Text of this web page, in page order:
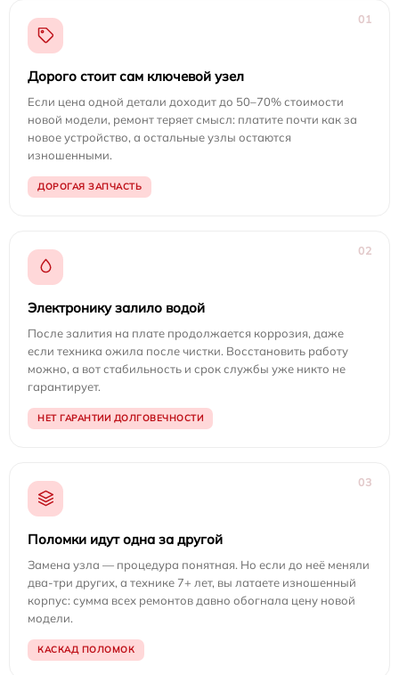
01
Дорого стоит сам ключевой узел
Если цена одной детали доходит до 50–70% стоимости
новой модели, ремонт теряет смысл: платите почти как за
новое устройство, а остальные узлы остаются
изношенными.
ДОРОГАЯ ЗАПЧАСТЬ
02
Электронику залило водой
После залития на плате продолжается коррозия, даже
если техника ожила после чистки. Восстановить работу
можно, а вот стабильность и срок службы уже никто не
гарантирует.
НЕТ ГАРАНТИИ ДОЛГОВЕЧНОСТИ
03
Поломки идут одна за другой
Замена узла — процедура понятная. Но если до неё меняли
два-три других, а технике 7+ лет, вы латаете изношенный
корпус: сумма всех ремонтов давно обогнала цену новой
модели.
КАСКАД ПОЛОМОК